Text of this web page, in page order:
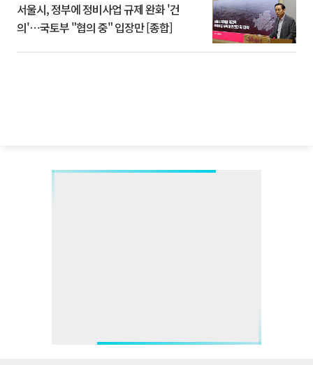
서울시, 정부에 정비사업 규제 완화 '건
의'⋯국토부 "협의 중" 입장만 [종합]